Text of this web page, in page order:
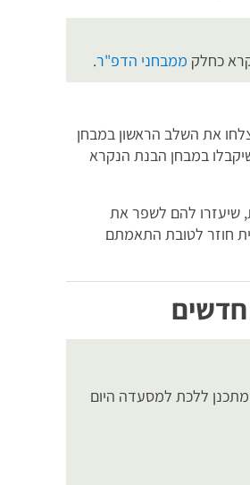
כחלק ממבחני הדפ"ר.
ושצלחו את השלב הראשון במבחן
שיקבלו במבחן הבנת הנקרא
בעברית, שיעזרו להם לשפר את
חוזר לטובת התאמתם
חדשים
מתכנן ללכת למסעדה היום